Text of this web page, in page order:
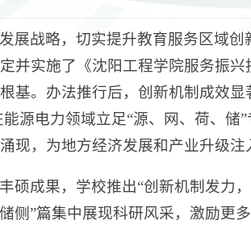
展战略，切实提升教育服务区域
并实施了《沈阳工程学院服务振
基。办法推行后，创新机制成效显
源电力领域立足“源、网、荷、储
现，为地方经济发展和产业升级注
硕成果，学校推出“创新机制发力，
侧”篇集中展现科研风采，激励更